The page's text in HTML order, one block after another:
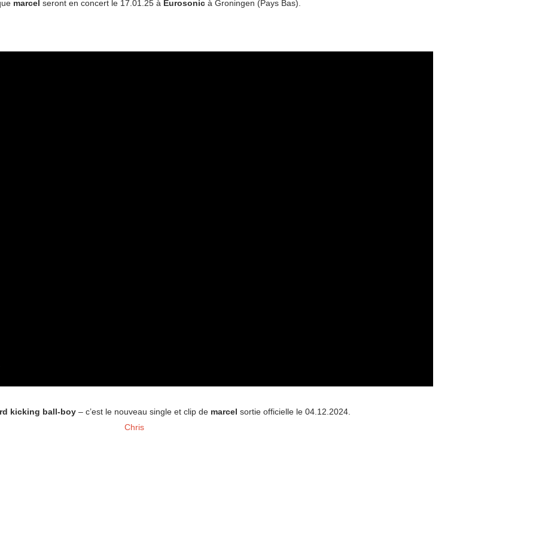
marcel seront en concert le 17.01.25 à Eurosonic à Groningen (Pays Bas).
kicking ball-boy– c’est le nouveau single et clip de marcel sortie officielle le 04.12.2024.
Chris